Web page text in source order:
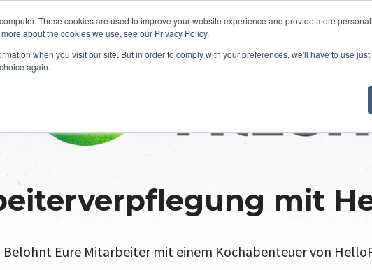
These cookies are used to improve your website experience and provide more
about the cookies we use, see our Privacy Policy.
when you visit our site. But in order to comply with your preferences, we'll have to use
again.
mit
Belohnt Eure Mitarbeiter mit einem Kochabenteuer von